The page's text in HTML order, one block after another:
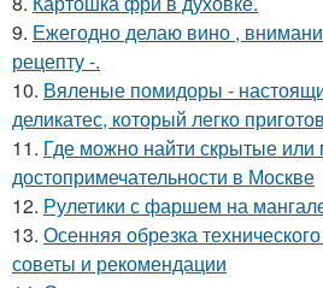
9. Ежегодно делаю вино ,
рецепту -.
10. Вяленые помидоры -
деликатес, который легко
11. Где можно найти скрытые или
достопримечательности в Москве
12. Рулетики с фаршем на
13. Осенняя обрезка
советы и рекомендации